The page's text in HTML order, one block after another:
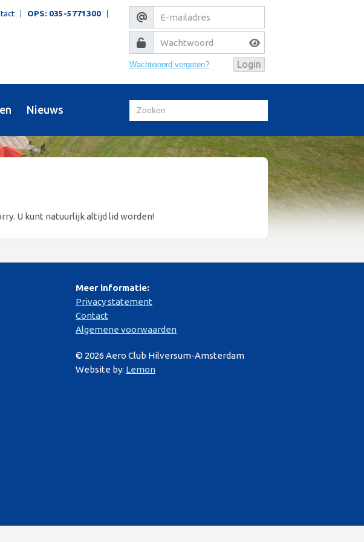
OPS: 035-5771300
Wachtwoord vergeten?
Nieuws
U kunt natuurlijk altijd lid worden!
Meer informatie:
Privacy statement
Contact
Algemene voorwaarden
© 2026 Aero Club Hilversum-Amsterdam
Website by: Lemon